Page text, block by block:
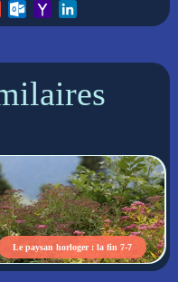
GmailOutlook.com
Yahoo
Mail
Le paysan horloger : la fin 7-7